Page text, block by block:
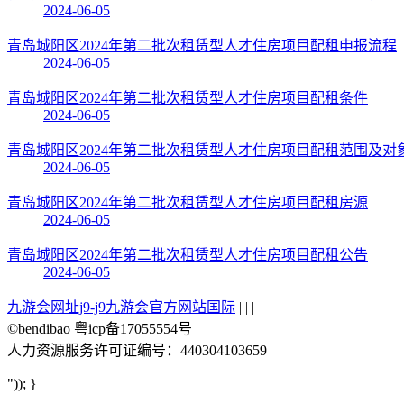
2024-06-05
青岛城阳区2024年第二批次租赁型人才住房项目配租申报流程
2024-06-05
青岛城阳区2024年第二批次租赁型人才住房项目配租条件
2024-06-05
青岛城阳区2024年第二批次租赁型人才住房项目配租范围及对
2024-06-05
青岛城阳区2024年第二批次租赁型人才住房项目配租房源
2024-06-05
青岛城阳区2024年第二批次租赁型人才住房项目配租公告
2024-06-05
九游会网址j9-j9九游会官方网站国际 | | |
©bendibao 粤icp备17055554号
人力资源服务许可证编号：440304103659
")); }